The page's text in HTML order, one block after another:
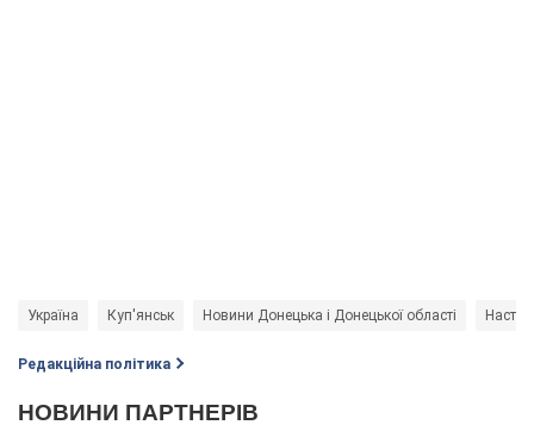
Україна Куп'янськ Новини Донецька і Донецької області
Редакційна політика